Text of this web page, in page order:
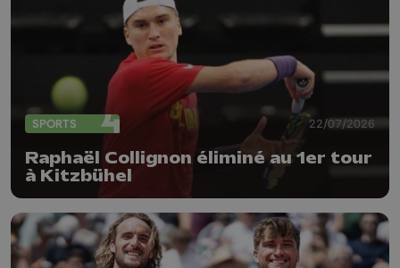
SPORTS 22/07/2026
Raphaël Collignon éliminé au 1er tour
à Kitzbühel